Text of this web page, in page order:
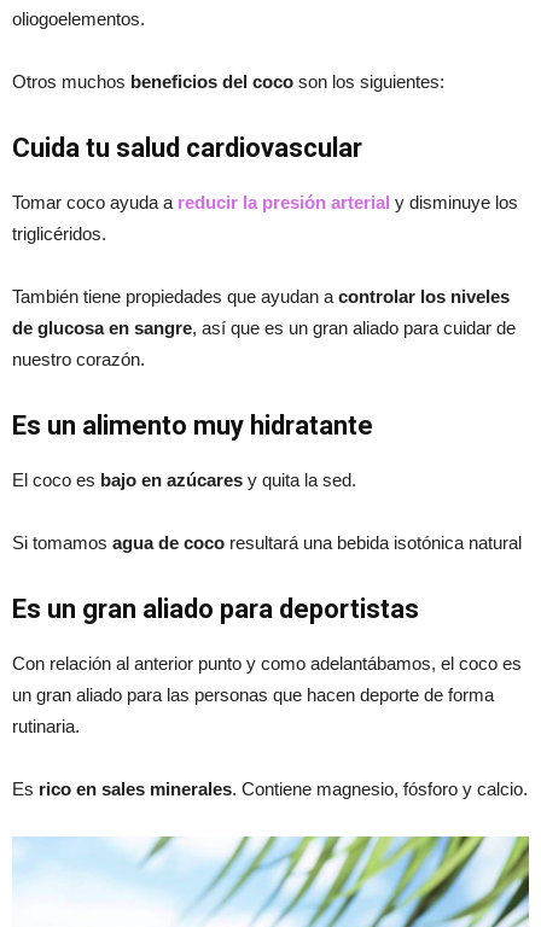
oliogoelementos.
Otros muchos beneficios del coco son los siguientes:
Cuida tu salud cardiovascular
Tomar coco ayuda a reducir la presión arterial y disminuye los
triglicéridos.
También tiene propiedades que ayudan a controlar los niveles
de glucosa en sangre, así que es un gran aliado para cuidar de
nuestro corazón.
Es un alimento muy hidratante
El coco es bajo en azúcares y quita la sed.
Si tomamos agua de coco resultará una bebida isotónica natural
Es un gran aliado para deportistas
Con relación al anterior punto y como adelantábamos, el coco es
un gran aliado para las personas que hacen deporte de forma
rutinaria.
Es rico en sales minerales. Contiene magnesio, fósforo y calcio.